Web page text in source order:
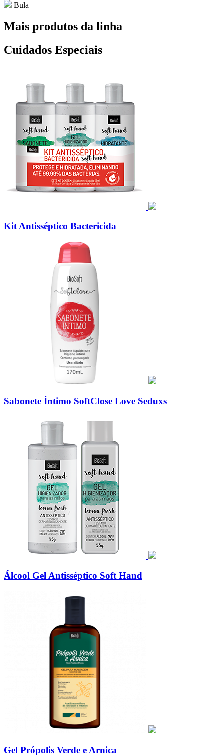
Bula
Mais produtos da linha
Cuidados Especiais
Kit Antisséptico Bactericida
Sabonete Íntimo SoftClose Love Seduxs
Álcool Gel Antisséptico Soft Hand
Gel Própolis Verde e Arnica